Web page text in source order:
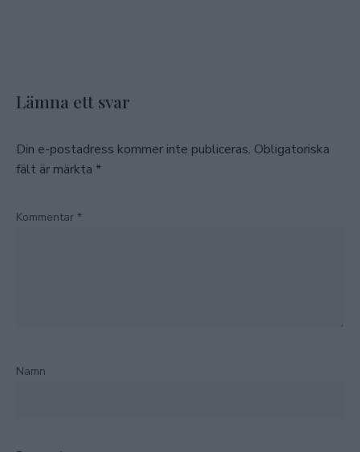
Lämna ett svar
Din e-postadress kommer inte publiceras. Obligatoriska
fält är märkta *
Kommentar *
Namn